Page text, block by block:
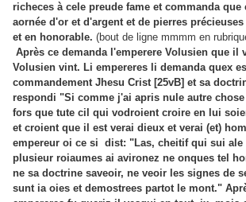
richeces à cele preude fame et commanda que
aornée d'or et d'argent et de pierres
et en honorable. (bout de ligne mmmm en
Après ce demanda l'emperere Volusien que il
Volusien vint. Li empereres li demanda quex
commandement Jhesu Crist [25vB] et sa
respondi "Si comme j'ai apris nule autre
fors que tute cil qui vodroient croire en lui
et croient que il est verai dieux et verai (et)
empereur oi ce si dist: "Las, cheitif qui sui ale
plusieur roiaumes ai avironez ne onques tel
ne sa doctrine saveoir, ne veoir les signes de
sunt ia oies et demostrees partot le mont."